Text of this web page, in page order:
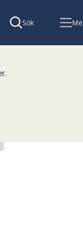
Sök